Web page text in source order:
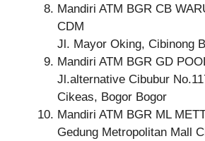
Mandiri ATM BGR CB
CDM
Jl. Mayor Oking, Cibinong
Mandiri ATM BGR GD
Jl.alternative Cibubur
Cikeas, Bogor Bogor
Mandiri ATM BGR ML
Gedung Metropolitan Mall